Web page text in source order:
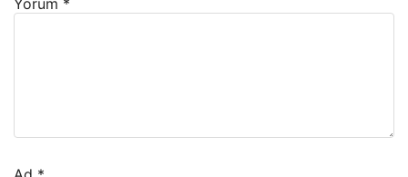
Yorum *